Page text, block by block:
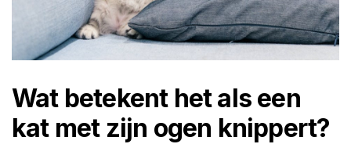
Wat betekent het als een
kat met zijn ogen knippert?